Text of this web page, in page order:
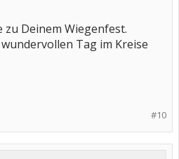
zu Deinem Wiegenfest.
Tag im Kreise
#10